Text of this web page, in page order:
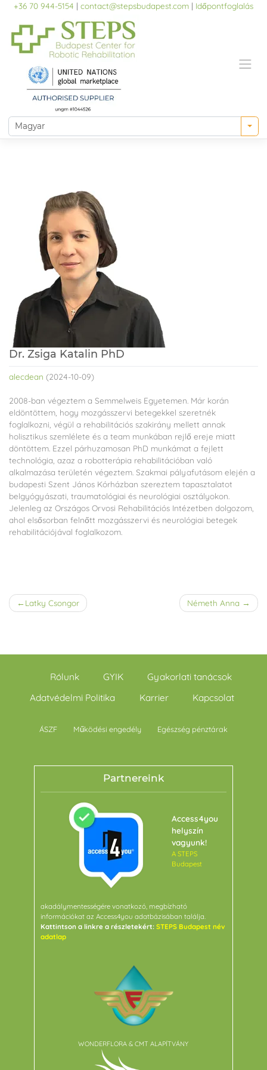
Skip
content
+36 70 944-5154 | contact@stepsbudapest.com | Időpontfoglalás
Dr. Zsiga Katalin PhD
alecdean (2024-10-09)
2008-ban végeztem a Semmelweis Egyetemen. Már korán
eldöntöttem, hogy mozgásszervi betegekkel szeretnék
foglalkozni, végül a rehabilitációs szakirány mellett annak
holisztikus szemlélete és a team munkában rejlő ereje miatt
döntöttem. Ezzel párhuzamosan PhD munkámat a fejlett
technológia, azaz a robotterápia rehabilitációban való
alkalmazása területén végeztem. Szakmai pályafutásom elején a
budapesti Szent János Kórházban szereztem tapasztalatot
belgyógyászati, traumatológiai és neurológiai osztályokon.
Jelenleg az Országos Orvosi Rehabilitációs Intézetben dolgozom,
ahol elsősorban felnőtt mozgásszervi és neurológiai betegek
rehabilitációjával foglalkozom.
Bejegyzés
Latky Csongor Németh Anna
Rólunk GYIK
Gyakorlati tanácsok
Adatvédelmi Politika
Karrier Kapcsolat
ÁSZF Működési engedély Egészség pénztárak
Partnereink
Access4you
helyszín
vagyunk!
A STEPS
Budapest
akadálymentességére vonatkozó, megbízható
információkat az Access4you adatbázisában találja.
Kattintson a linkre a részletekért: STEPS Budapest név
adatlap
WONDERFLORA & CMT ALAPÍTVÁNY